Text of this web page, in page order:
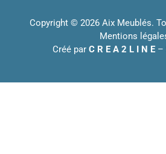
Copyright © 2026 Aix Meublés.
Mentions
Créé par C R E A 2 L I N E –